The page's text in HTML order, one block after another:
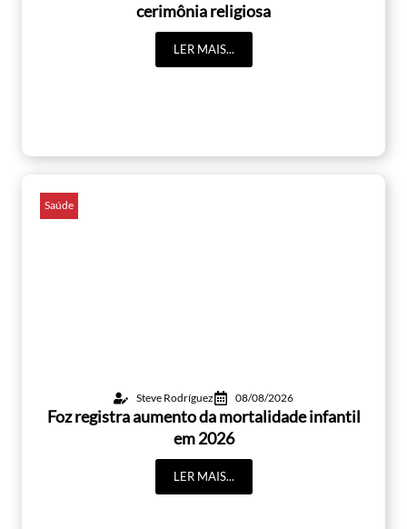
cerimônia religiosa
LER MAIS...
Saúde
Steve Rodríguez 08/08/2026
Foz registra aumento da mortalidade infantil
em 2026
LER MAIS...